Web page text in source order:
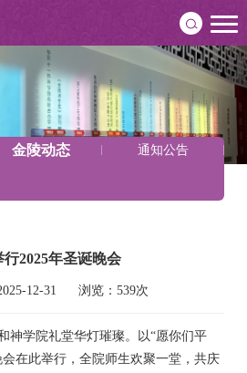
金陵动态
通知公告
行2025年圣诞晚会
12-31      浏览：539次
神学院礼堂华灯璀璨。以“愿你们平
在此举行，全院师生欢聚一堂，共庆